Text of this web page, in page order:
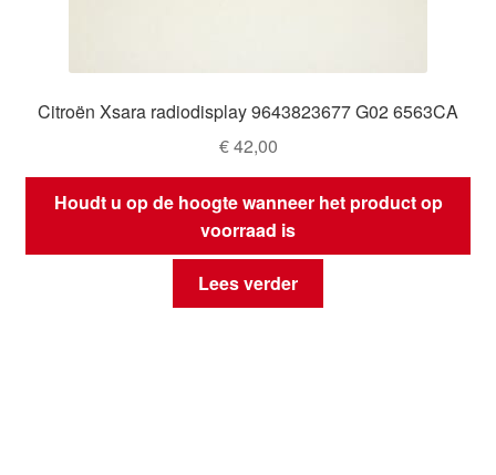
Citroën Xsara radiodisplay 9643823677 G02 6563CA
€42,00
Houdt u op de hoogte wanneer het product op
voorraad is
Lees verder